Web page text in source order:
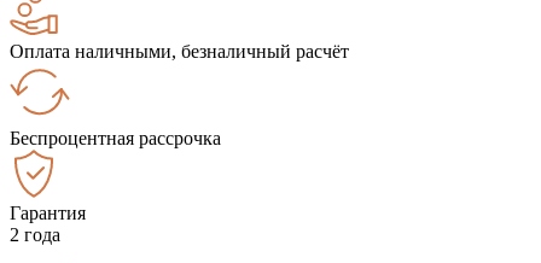
Оплата наличными, безналичный расчёт
Беспроцентная рассрочка
Гарантия
2 года